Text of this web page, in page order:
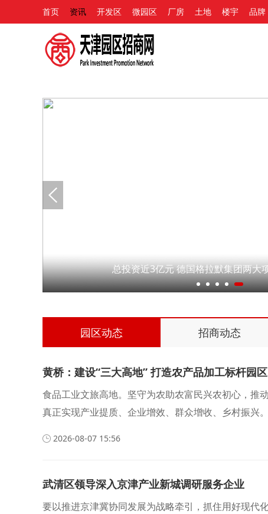
首页 资讯 开发区 微园区 厂房 土地 楼宇 品牌
总投资近3亿元 德国格拉默集团两大
园区动态 招商动态
黄桥：建设“三大高地” 打造农产品加工标杆园区
食品工业文旅高地。坚守为农助农富民兴农初心，推
真正实现产业提质、企业增效、群众增收、乡村振兴。
2026-08-07 15:56
武清区领导深入京津产业新城调研服务企业
要以推进京津冀协同发展为战略牵引，抓住用好现代